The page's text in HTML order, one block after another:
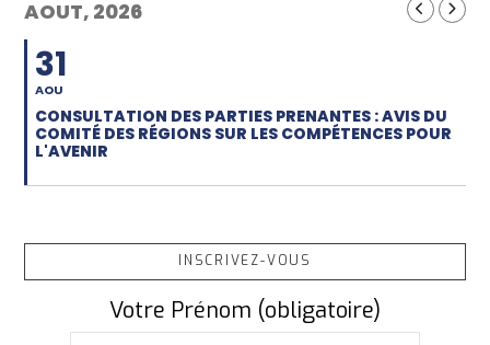
AOUT, 2026
31
AOU
CONSULTATION DES PARTIES PRENANTES : AVIS DU
COMITÉ DES RÉGIONS SUR LES COMPÉTENCES POUR
L'AVENIR
INSCRIVEZ-VOUS
Votre Prénom (obligatoire)